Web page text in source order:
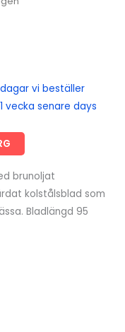
vi beställer
vecka senare days
brunoljat
kolstålsblad som
Bladlängd 95